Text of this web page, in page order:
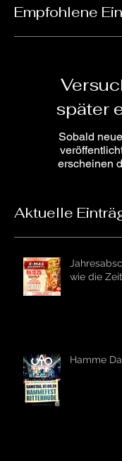
Empfohlene
später
Sobald
erscheinen
Aktuelle
wie die
Hamme